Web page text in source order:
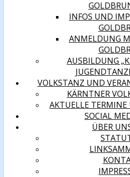
INFOS UND
ANMELDUNG
AUSBILDUNG
VOLKSTANZ UND
KÄRNTNER
AKTUELLE
SOCIAL
ÜBER